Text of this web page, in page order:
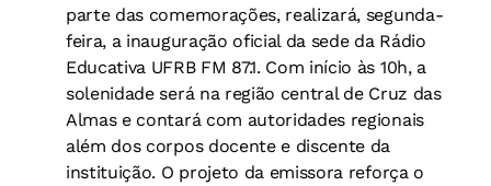
parte das comemorações, realizará, segunda-
feira, a inauguração oficial da sede da Rádio
Educativa UFRB FM 87.1. Com início às 10h, a
solenidade será na região central de Cruz das
Almas e contará com autoridades regionais
além dos corpos docente e discente da
instituição. O projeto da emissora reforça o